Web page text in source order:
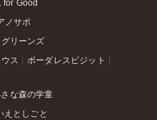
for Good
ノサポ
リーンズ
ス
ボーダレスビジット
な森の学童
えとしごと